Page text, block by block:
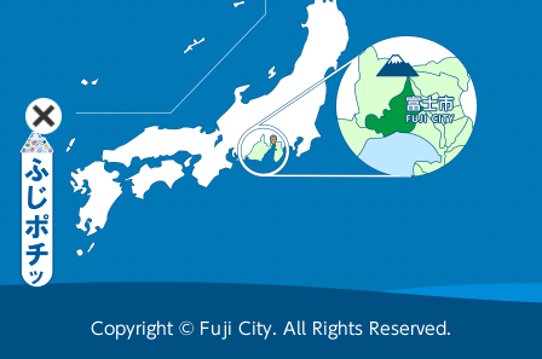
Copyright © Fuji City. All Rights Reserved.